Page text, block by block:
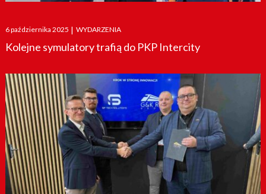
Posted
on
6 października 2025 | WYDARZENIA
Kolejne symulatory trafią do PKP Intercity